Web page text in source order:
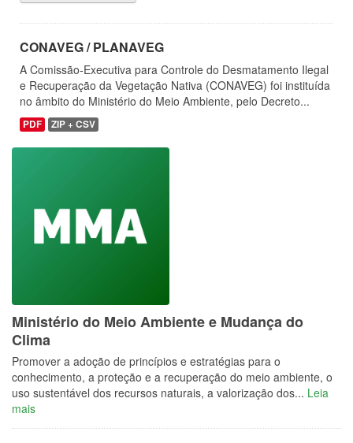
CONAVEG / PLANAVEG
A Comissão-Executiva para Controle do Desmatamento Ilegal
e Recuperação da Vegetação Nativa (CONAVEG) foi instituída
no âmbito do Ministério do Meio Ambiente, pelo Decreto...
PDF ZIP + CSV
Ministério do Meio Ambiente e Mudança do
Clima
Promover a adoção de princípios e estratégias para o
conhecimento, a proteção e a recuperação do meio ambiente, o
uso sustentável dos recursos naturais, a valorização dos... Leia
mais